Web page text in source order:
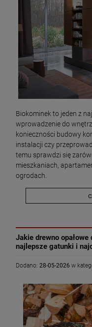
Biokominek to jeden z
wprowadzenie do
konieczności budowy
instalacji czy
temu sprawdzi się
mieszkaniach,
ogrodach.
Jakie drewno
najlepsze gatunki i
Dodano: 28-05-2026 w